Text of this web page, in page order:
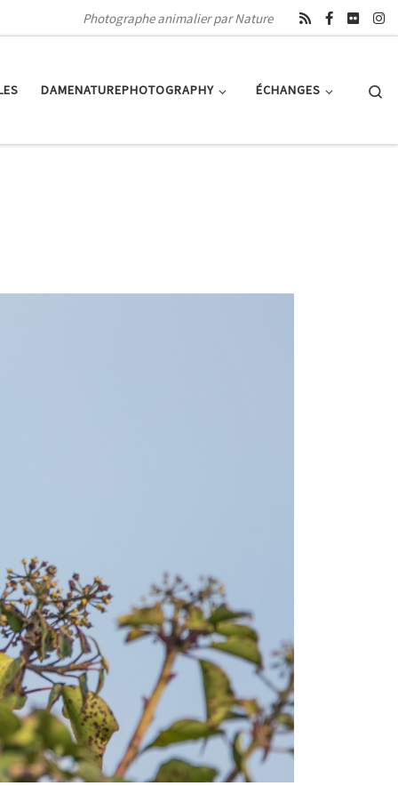
Photographe animalier par Nature
DAMENATUREPHOTOGRAPHY ÉCHANGES